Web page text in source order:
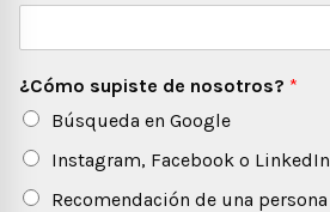
¿Cómo supiste de nosotros? *
Búsqueda en Google
Instagram, Facebook o LinkedIn
Recomendación de una persona